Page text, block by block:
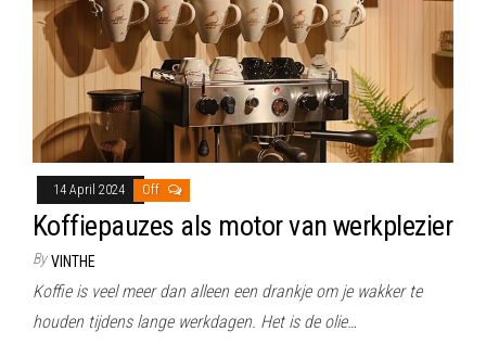
14 April 2024 Off
Koffiepauzes als motor van werkplezier
By VINTHE
Koffie is veel meer dan alleen een drankje om je wakker te
houden tijdens lange werkdagen. Het is de olie…